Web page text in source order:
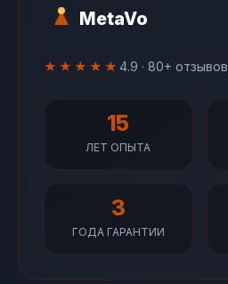
MetaVo
★★★★★ 4.9 · 80+ отзывов
15
ЛЕТ ОПЫТА
3
ГОДА ГАРАНТИИ